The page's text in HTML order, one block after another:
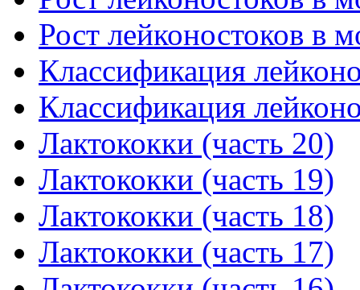
Рост лейконостоков в
Классификация
Классификация
Лактококки (часть 20)
Лактококки (часть 19)
Лактококки (часть 18)
Лактококки (часть 17)